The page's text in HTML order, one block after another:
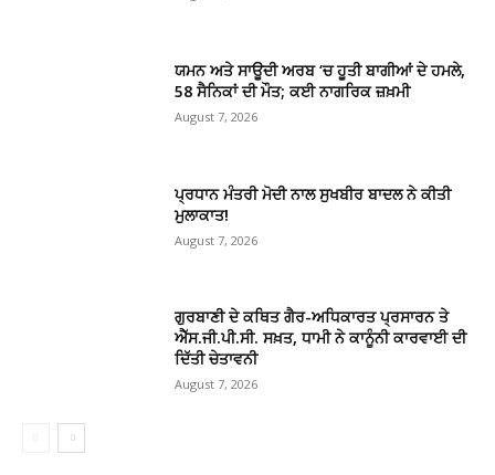
ਯਮਨ ਅਤੇ ਸਾਊਦੀ ਅਰਬ ‘ਚ ਹੂਤੀ ਬਾਗੀਆਂ ਦੇ ਹਮਲੇ,
58 ਸੈਨਿਕਾਂ ਦੀ ਮੌਤ; ਕਈ ਨਾਗਰਿਕ ਜ਼ਖ਼ਮੀ
August 7, 2026
ਪ੍ਰਧਾਨ ਮੰਤਰੀ ਮੋਦੀ ਨਾਲ ਸੁਖਬੀਰ ਬਾਦਲ ਨੇ ਕੀਤੀ
ਮੁਲਾਕਾਤ!
August 7, 2026
ਗੁਰਬਾਣੀ ਦੇ ਕਥਿਤ ਗੈਰ-ਅਧਿਕਾਰਤ ਪ੍ਰਸਾਰਨ ਤੇ
ਐੱਸ.ਜੀ.ਪੀ.ਸੀ. ਸਖ਼ਤ, ਧਾਮੀ ਨੇ ਕਾਨੂੰਨੀ ਕਾਰਵਾਈ ਦੀ
ਦਿੱਤੀ ਚੇਤਾਵਨੀ
August 7, 2026